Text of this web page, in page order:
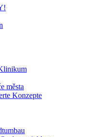
města
Konzepte